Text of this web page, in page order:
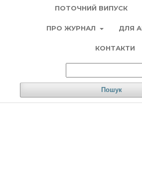
ПОТОЧНИЙ ВИПУСК
ПРО ЖУРНАЛ ДЛЯ
КОНТАКТИ
Пошук